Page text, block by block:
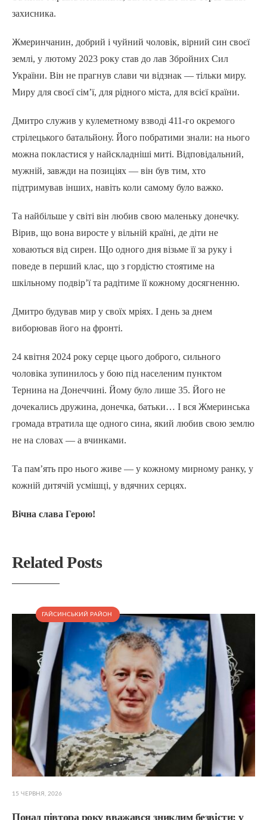
захисника.
Жмеринчанин, добрий і чуйний чоловік, вірний син своєї
землі, у лютому 2023 року став до лав Збройних Сил
України. Він не прагнув слави чи відзнак — тільки миру.
Миру для своєї сім’ї, для рідного міста, для всієї країни.
Дмитро служив у кулеметному взводі 411-го окремого
стрілецького батальйону. Його побратими знали: на нього
можна покластися у найскладніші миті. Відповідальний,
мужній, завжди на позиціях — він був тим, хто
підтримував інших, навіть коли самому було важко.
Та найбільше у світі він любив свою маленьку донечку.
Вірив, що вона виросте у вільній країні, де діти не
ховаються від сирен. Що одного дня візьме її за руку і
поведе в перший клас, що з гордістю стоятиме на
шкільному подвір’ї та радітиме її кожному досягненню.
Дмитро будував мир у своїх мріях. І день за днем
виборював його на фронті.
24 квітня 2024 року серце цього доброго, сильного
чоловіка зупинилось у бою під населеним пунктом
Тернина на Донеччині. Йому було лише 35. Його не
дочекались дружина, донечка, батьки… І вся Жмеринська
громада втратила ще одного сина, який любив свою землю
не на словах — а вчинками.
Та пам’ять про нього живе — у кожному мирному ранку, у
кожній дитячій усмішці, у вдячних серцях.
Вічна слава Герою!
Related Posts
ГАЙСИНСЬКИЙ РАЙОН
15 ЧЕРВНЯ, 2026
Понад півтора року вважався зниклим безвісти: у